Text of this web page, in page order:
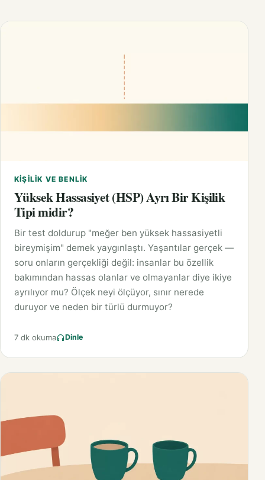
KIŞILIK VE BENLIK
Yüksek Hassasiyet (HSP) Ayrı Bir Kişilik
Tipi midir?
Bir test doldurup "meğer ben yüksek hassasiyetli
bireymişim" demek yaygınlaştı. Yaşantılar gerçek —
soru onların gerçekliği değil: insanlar bu özellik
bakımından hassas olanlar ve olmayanlar diye ikiye
ayrılıyor mu? Ölçek neyi ölçüyor, sınır nerede
duruyor ve neden bir türlü durmuyor?
7 dk okuma Dinle